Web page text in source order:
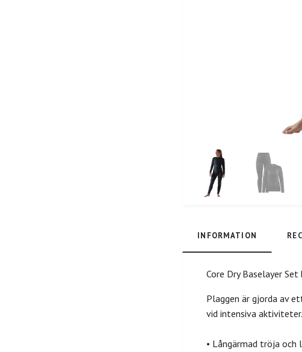
INFORMATION
Core Dry Baselayer
Plaggen är gjorda av
vid intensiva
• Långärmad tröja och